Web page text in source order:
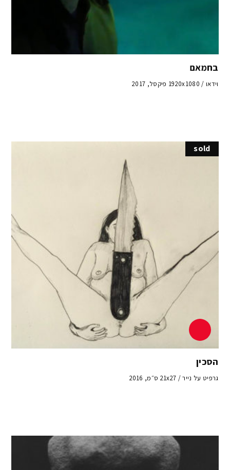
בחמאם
וידאו / 1920x1080 פיקסל, 2017
sold
הסכין
גרפיט על נייר / 21x27 ס״מ, 2016